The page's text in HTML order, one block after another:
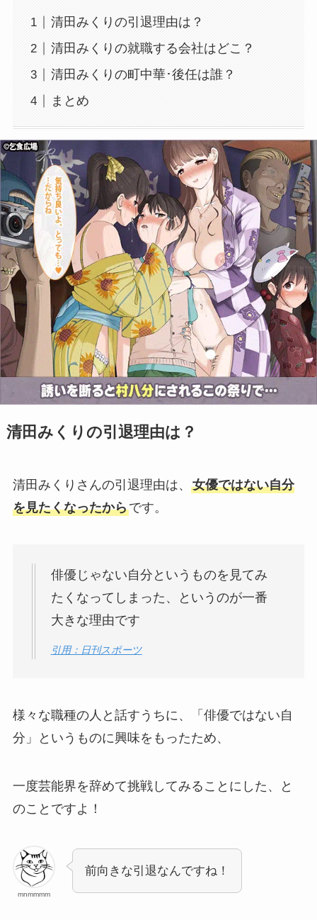
清田みくりの引退理由は？
清田みくりの就職する会社はどこ？
清田みくりの町中華･後任は誰？
まとめ
清田みくりの引退理由は？
清田みくりさんの引退理由は、 女優ではない自分
を見たくなったからです。
俳優じゃない自分というものを見てみ
たくなってしまった、というのが一番
大きな理由です
引用：日刊スポーツ
様々な職種の人と話すうちに、「俳優ではない自
分」というものに興味をもったため、
一度芸能界を辞めて挑戦してみることにした、と
のことですよ！
mnmmmm
前向きな引退なんですね！